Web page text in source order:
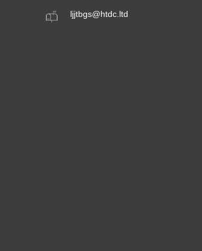
ljjtbgs@htdc.ltd